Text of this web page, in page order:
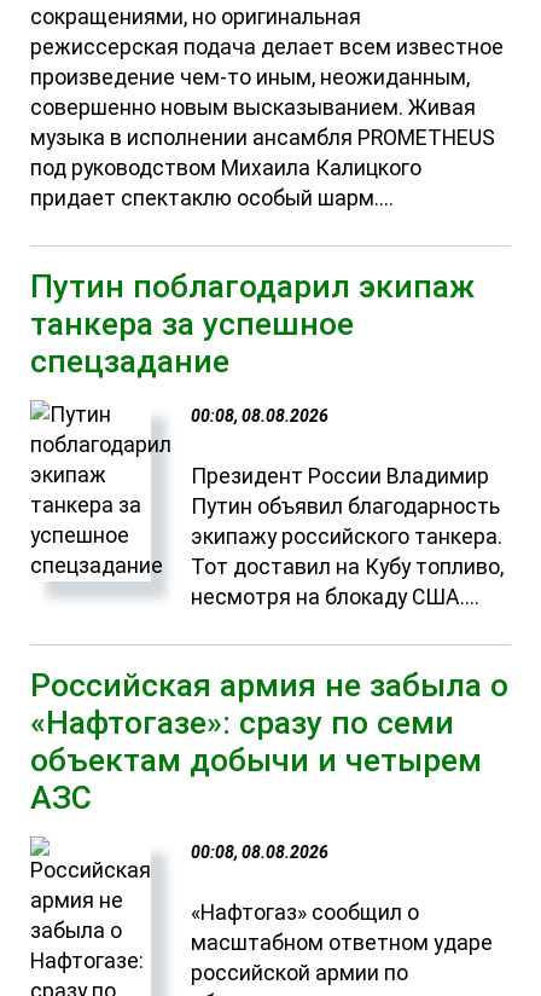
сокращениями, но оригинальная
режиссерская подача делает всем известное
произведение чем-то иным, неожиданным,
совершенно новым высказыванием. Живая
музыка в исполнении ансамбля PROMETHEUS
под руководством Михаила Калицкого
придает спектаклю особый шарм....
Путин поблагодарил экипаж
танкера за успешное
спецзадание
00:08, 08.08.2026
Президент России Владимир
Путин объявил благодарность
экипажу российского танкера.
Тот доставил на Кубу топливо,
несмотря на блокаду США....
Российская армия не забыла о
«Нафтогазе»: сразу по семи
объектам добычи и четырем
АЗС
00:08, 08.08.2026
«Нафтогаз» сообщил о
масштабном ответном ударе
российской армии по